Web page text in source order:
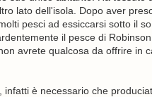
lato dell'isola. Dopo aver
pesci ad essiccarsi sotto il
il pesce di
avrete qualcosa da offrire in
è necessario che